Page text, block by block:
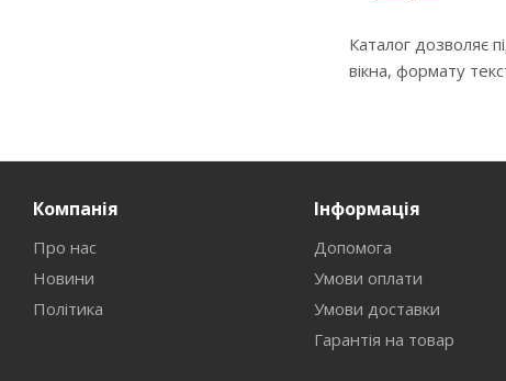
Каталог дозволяє
вікна, формату
Компанія
Про нас
Новини
Політика
Інформація
Допомога
Умови оплати
Умови доставки
Гарантія на товар